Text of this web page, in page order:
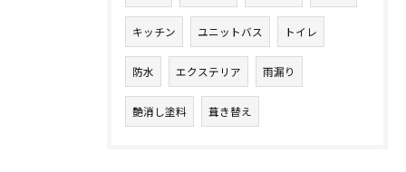
キッチン ユニットバス トイレ
防水 エクステリア 雨漏り
艶消し塗料 葺き替え